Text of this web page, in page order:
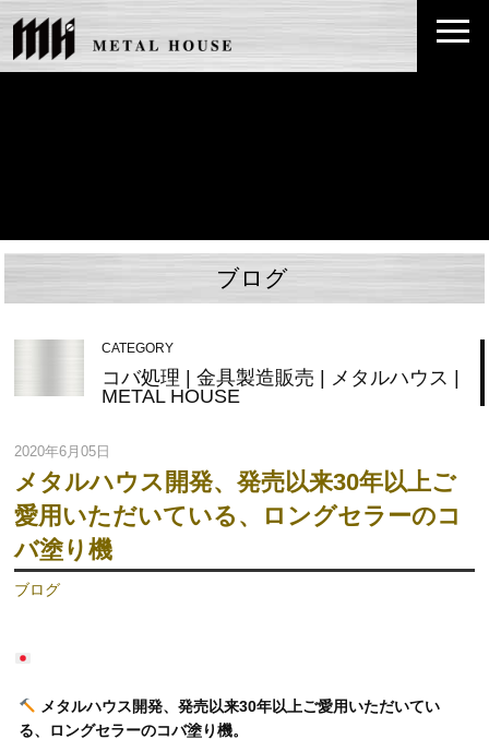
ブログ
CATEGORY
コバ処理 | 金具製造販売 | メタルハウス |
METAL HOUSE
2020年6月05日
メタルハウス開発、発売以来30年以上ご
愛用いただいている、ロングセラーのコ
バ塗り機
ブログ
メタルハウス開発、発売以来30年以上ご愛用いただいてい
る、ロングセラーのコバ塗り機。